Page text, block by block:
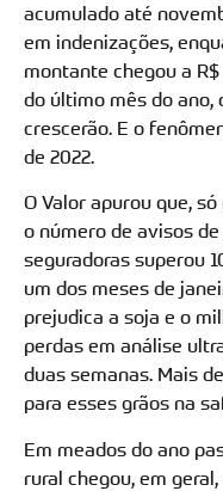
acumulado até
em indenizações,
montante chegou a
do último mês do
crescerão. E o
de 2022.
O Valor apurou que,
o número de avisos
seguradoras superou
um dos meses de
prejudica a soja e o
perdas em análise
duas semanas. Mais
para esses grãos na
Em meados do ano
rural chegou, em